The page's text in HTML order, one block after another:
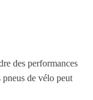
des performances
de vélo peut